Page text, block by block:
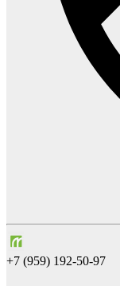
+7 (959) 192-50-97